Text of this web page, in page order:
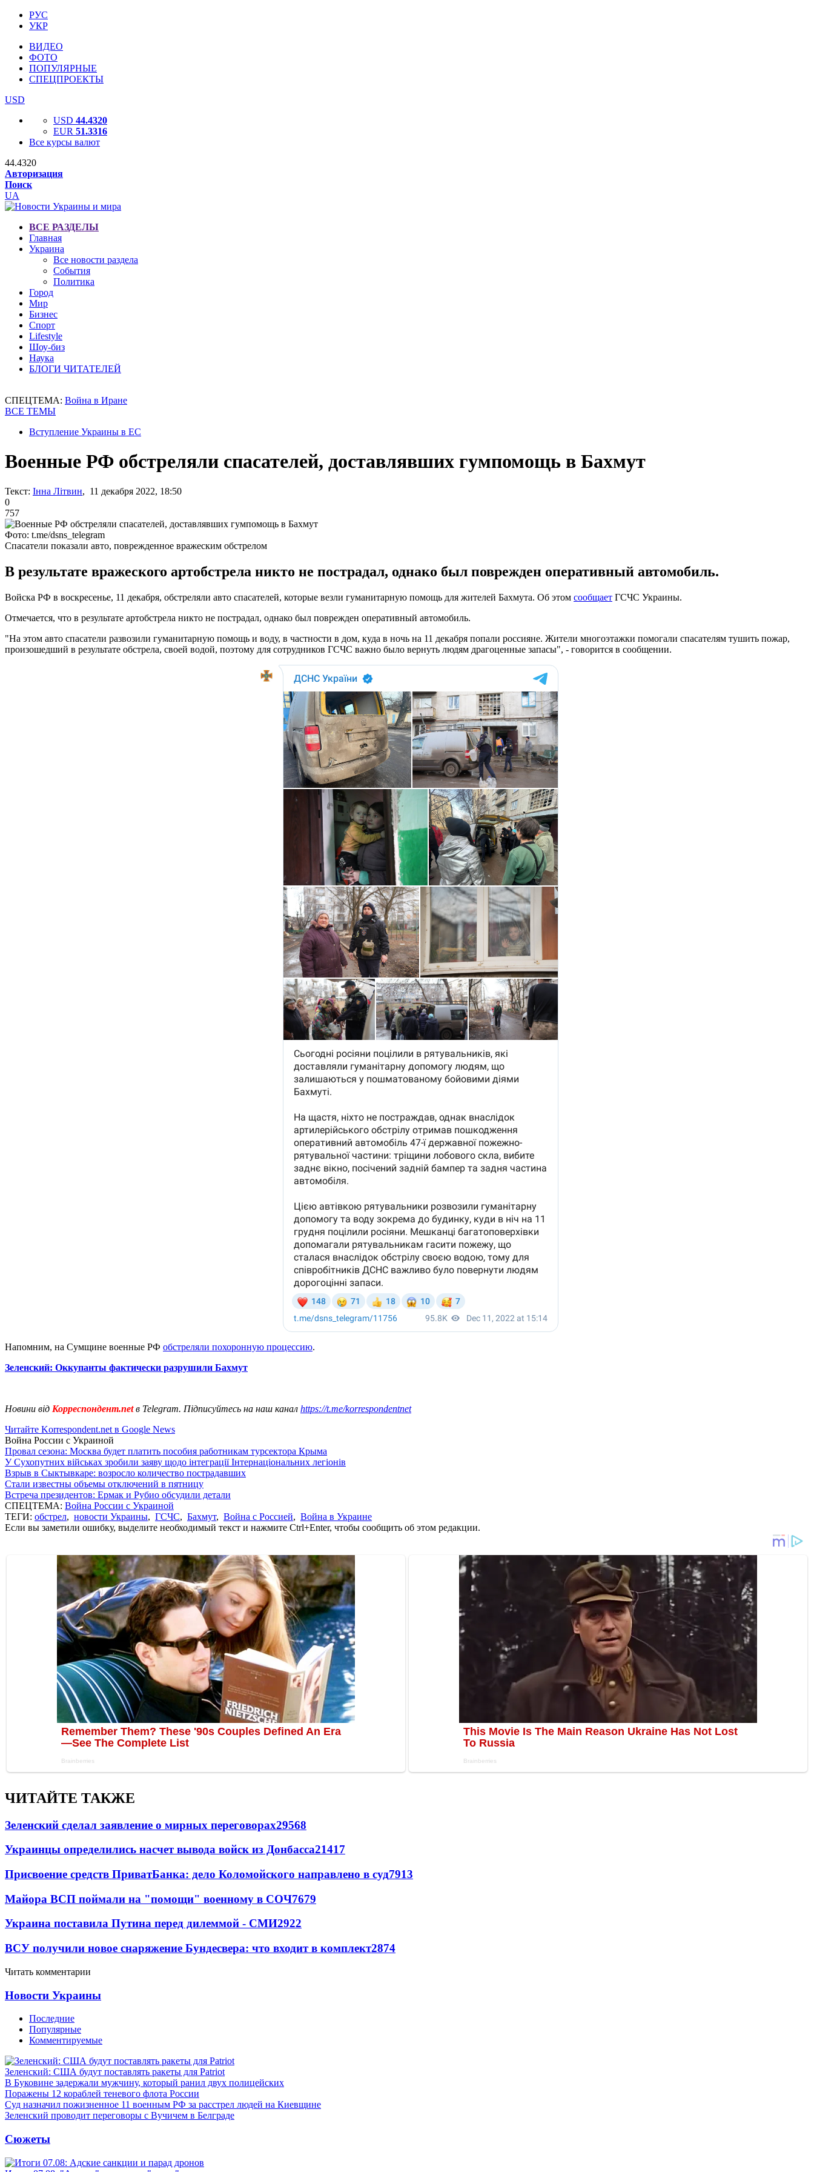
РУС
УКР
ВИДЕО
ФОТО
ПОПУЛЯРНЫЕ
СПЕЦПРОЕКТЫ
USD
USD 44.4320
EUR 51.3316
Все курсы валют
44.4320
Авторизация
Поиск
UA
ВСЕ РАЗДЕЛЫ
Главная
Украина
Все новости раздела
События
Политика
Город
Мир
Бизнес
Спорт
Lifestyle
Шоу-биз
Наука
БЛОГИ ЧИТАТЕЛЕЙ
СПЕЦТЕМА: Война в Иране
ВСЕ ТЕМЫ
Вступление Украины в ЕС
Военные РФ обстреляли спасателей, доставлявших гумпомощь в Бахмут
Текст: Інна Літвин, 11 декабря 2022, 18:50
0
757
Фото: t.me/dsns_telegram
Спасатели показали авто, поврежденное вражеским обстрелом
В результате вражеского артобстрела никто не пострадал, однако был поврежден оперативный автомобиль.
Войска РФ в воскресенье, 11 декабря, обстреляли авто спасателей, которые везли гуманитарную помощь для жителей Бахмута. Об этом сообщает ГСЧС Украины.
Отмечается, что в результате артобстрела никто не пострадал, однако был поврежден оперативный автомобиль.
"На этом авто спасатели развозили гуманитарную помощь и воду, в частности в дом, куда в ночь на 11 декабря попали россияне. Жители многоэтажки помогали спасателям тушить пожар,
произошедший в результате обстрела, своей водой, поэтому для сотрудников ГСЧС важно было вернуть людям драгоценные запасы", - говорится в сообщении.
Напомним, на Сумщине военные РФ обстреляли похоронную процессию.
Зеленский: Оккупанты фактически разрушили Бахмут
Новини від Корреспондент.netв Telegram. Підписуйтесь на наш канал https://t.me/korrespondentnet
Читайте Korrespondent.net в Google News
Война России с Украиной
Провал сезона: Москва будет платить пособия работникам турсектора Крыма
У Сухопутних військах зробили заяву щодо інтеграції Інтернаціональних легіонів
Взрыв в Сыктывкаре: возросло количество пострадавших
Стали известны объемы отключений в пятницу
Встреча президентов: Ермак и Рубио обсудили детали
СПЕЦТЕМА: Война России с Украиной
ТЕГИ: обстрел, новости Украины, ГСЧС, Бахмут, Война с Россией, Война в Украине
Если вы заметили ошибку, выделите необходимый текст и нажмите Ctrl+Enter, чтобы сообщить об этом редакции.
ЧИТАЙТЕ ТАКЖЕ
Зеленский сделал заявление о мирных переговорах29568
Украинцы определились насчет вывода войск из Донбасса21417
Присвоение средств ПриватБанка: дело Коломойского направлено в суд7913
Майора ВСП поймали на "помощи" военному в СОЧ7679
Украина поставила Путина перед дилеммой - СМИ2922
ВСУ получили новое снаряжение Бундесвера: что входит в комплект2874
Читать комментарии
Новости Украины
Последние
Популярные
Комментируемые
Зеленский: США будут поставлять ракеты для Patriot
В Буковине задержали мужчину, который ранил двух полицейских
Поражены 12 кораблей теневого флота России
Суд назначил пожизненное 11 военным РФ за расстрел людей на Киевщине
Зеленский проводит переговоры с Вучичем в Белграде
Сюжеты